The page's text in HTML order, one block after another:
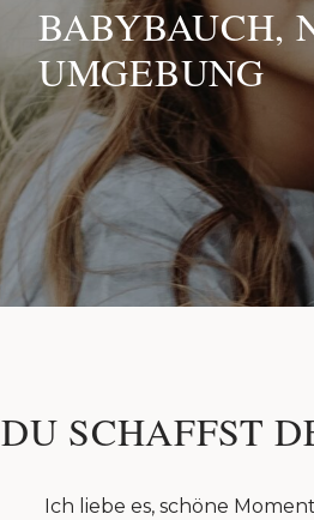
BABYBAUCH,
UMGEBUNG
DU SCHAFFST
Ich liebe es, schöne